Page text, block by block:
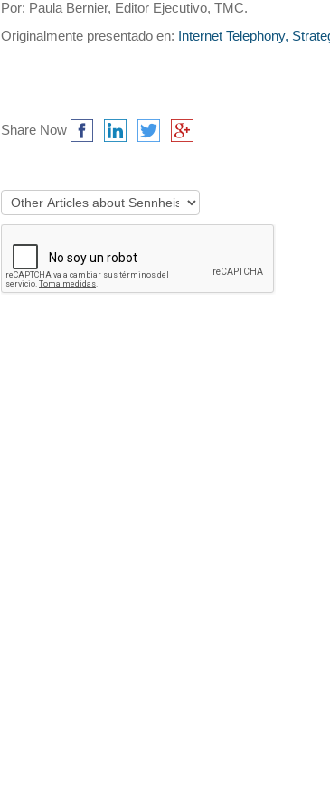
Por: Paula Bernier, Editor Ejecutivo, TMC.
Originalmente presentado en:
Internet Telephony,
Share Now